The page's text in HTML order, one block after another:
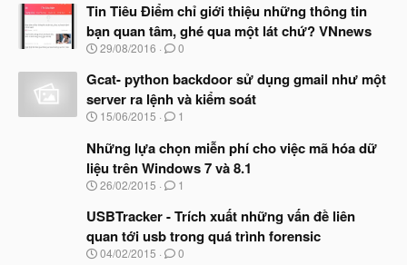
Tin Tiêu Điểm chỉ giới thiệu những thông tin
bạn quan tâm, ghé qua một lát chứ? VNnews
N
à
b
ắ
đ
ầ
u
29/08/2016 0
Gcat- python backdoor sử dụng gmail như một
server ra lệnh và kiểm soát
N
à
y
b
ắ
đ
ầ
u
15/06/2015 1
Những lựa chọn miễn phí cho việc mã hóa dữ
liệu trên Windows 7 và 8.1
N
à
b
ắ
26/02/2015 1
USBTracker - Trích xuất những vấn đề liên
quan tới usb trong quá trình forensic
N
04/02/2015 0